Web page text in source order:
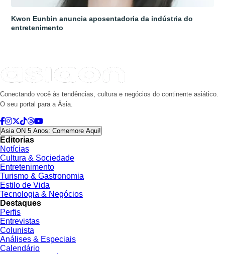
Kwon Eunbin anuncia aposentadoria da indústria do
entretenimento
Conectando você às tendências, cultura e negócios do continente asiático.
O seu portal para a Ásia.
Asia ON 5 Anos: Comemore Aqui!
Editorias
Notícias
Cultura & Sociedade
Entretenimento
Turismo & Gastronomia
Estilo de Vida
Tecnologia & Negócios
Destaques
Perfis
Entrevistas
Colunista
Análises & Especiais
Calendário